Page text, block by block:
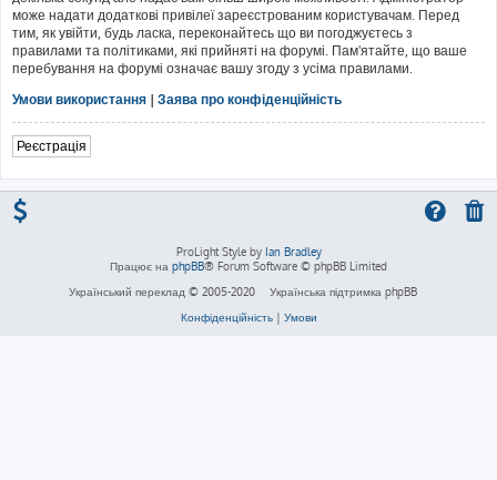
може надати додаткові привілеї зареєстрованим користувачам. Перед
тим, як увійти, будь ласка, переконайтесь що ви погоджуєтесь з
правилами та політиками, які прийняті на форумі. Пам'ятайте, що ваше
перебування на форумі означає вашу згоду з усіма правилами.
Умови використання | Заява про конфіденційність
Реєстрація
ProLight Style by Ian Bradley
Працює на phpBB® Forum Software © phpBB Limited
Український переклад © 2005-2020
Українська підтримка phpBB
Конфіденційність| Умови